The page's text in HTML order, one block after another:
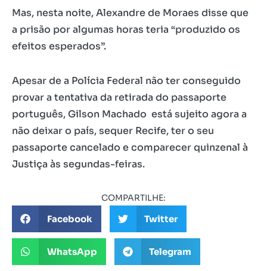
Mas, nesta noite, Alexandre de Moraes disse que
a prisão por algumas horas teria “produzido os
efeitos esperados”.
Apesar de a Polícia Federal não ter conseguido
provar a tentativa da retirada do passaporte
português, Gilson Machado está sujeito agora a
não deixar o país, sequer Recife, ter o seu
passaporte cancelado e comparecer quinzenal à
Justiça às segundas-feiras.
COMPARTILHE:
Facebook Twitter
WhatsApp Telegram